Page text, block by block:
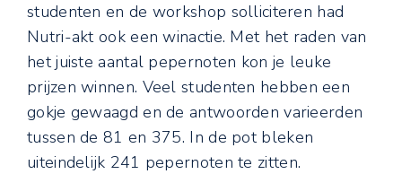
studenten en de workshop solliciteren had
Nutri-akt ook een winactie. Met het raden van
het juiste aantal pepernoten kon je leuke
prijzen winnen. Veel studenten hebben een
gokje gewaagd en de antwoorden varieerden
tussen de 81 en 375. In de pot bleken
uiteindelijk 241 pepernoten te zitten.